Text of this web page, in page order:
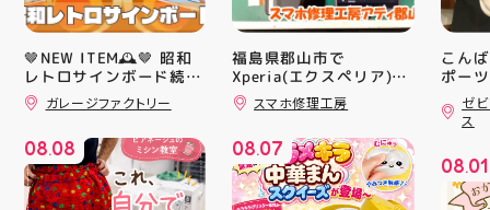
🤎NEW ITEM🕰️🤎 昭和
レトロサインボード続々
入荷中！ シャレオツで
ナウイ すべてA4サイズ
取り入れやすいですよ！
#昭和レトロ #アティ郡
山 #福島県 #郡山駅前 #
郡山市
ガレージファクトリー
08.08
福島県郡山市で
Xperia(エクスペリア)の
画面交換も即日修理対応
😊💪
スマホ修理工房
08.07
こん
ポー
ティ
日の
クス
6」の
徴と
反発
ゼ
ス
08.01